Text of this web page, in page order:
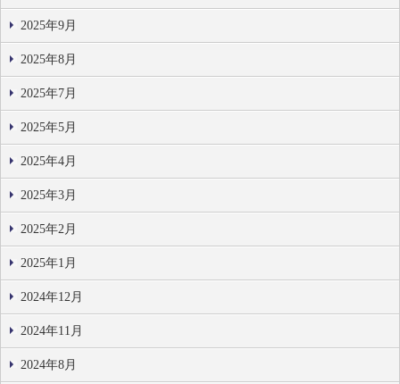
2025年9月
2025年8月
2025年7月
2025年5月
2025年4月
2025年3月
2025年2月
2025年1月
2024年12月
2024年11月
2024年8月